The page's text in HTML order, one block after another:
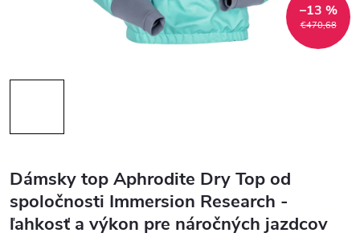
€470,68
–13 %
Dámsky top Aphrodite Dry Top od
spoločnosti Immersion Research -
ľahkosť a výkon pre náročných jazdcov